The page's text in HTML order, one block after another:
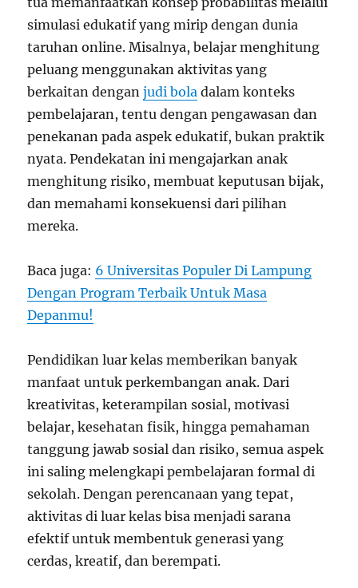
simulasi edukatif yang mirip dengan dunia
taruhan online. Misalnya, belajar menghitung
peluang menggunakan aktivitas yang
berkaitan denganjudi bola dalam konteks
pembelajaran, tentu dengan pengawasan dan
penekanan pada aspek edukatif, bukan praktik
nyata. Pendekatan ini mengajarkan anak
menghitung risiko, membuat keputusan bijak,
dan memahami konsekuensi dari pilihan
mereka.
Baca juga: 6 Universitas Populer Di Lampung
Dengan Program Terbaik Untuk Masa
Depanmu!
Pendidikan luar kelas memberikan banyak
manfaat untuk perkembangan anak. Dari
kreativitas, keterampilan sosial, motivasi
belajar, kesehatan fisik, hingga pemahaman
tanggung jawab sosial dan risiko, semua aspek
ini saling melengkapi pembelajaran formal di
sekolah. Dengan perencanaan yang tepat,
aktivitas di luar kelas bisa menjadi sarana
efektif untuk membentuk generasi yang
cerdas, kreatif, dan berempati.